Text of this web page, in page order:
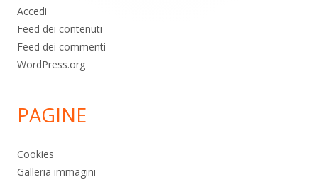
Accedi
Feed dei contenuti
Feed dei commenti
WordPress.org
PAGINE
Cookies
Galleria immagini